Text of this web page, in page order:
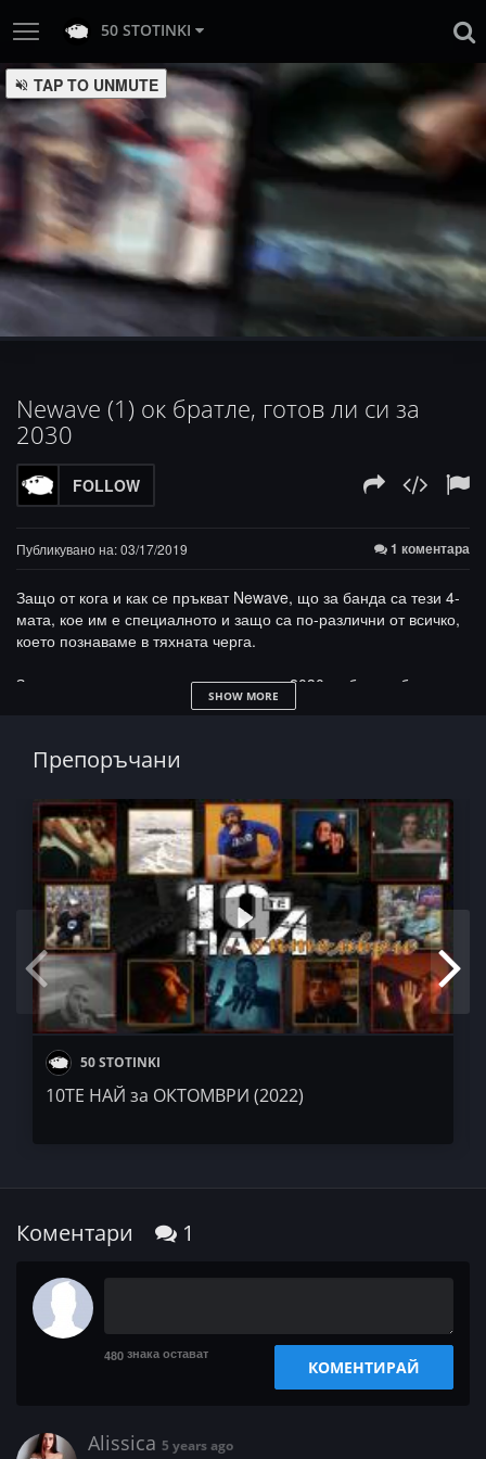
50 STOTINKI
0%
0%
Newave (1) ок братле, готов ли си за
2030
FOLLOW
Публикувано на: 03/17/2019 1 коментара
Защо от кога и как се пръкват Newave, що за банда са тези 4-
мата, кое им е специалното и защо са по-различни от всичко,
което познаваме в тяхната черга.
За студиото, за видеото, за аудиото... 2030, кибик, ок братле,
кой съм аз, че да връщам. Дама Пика!
SHOW MORE
Препоръчани
50 STOTINKI
10ТЕ НАЙ за ОКТОМВРИ (2022)
Коментари 1
480 знака остават
КОМЕНТИРАЙ
Alissica 5 years ago